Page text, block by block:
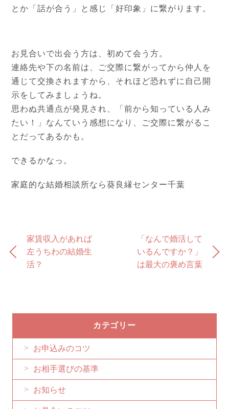
とか「話が合う」と感じ「好印象」に繋がります。
お見合いで出会う方は、初めて会う方。
連絡先や下の名前は、ご交際に繋がってから仲人を
通じて交換されますから、それほど恐れずに自己開
示をしてみましょうね。
思わぬ共通点が発見され、「前から知っている人み
たい！」なんていう感想になり、ご交際に繋がるこ
とだってあるかも。
できるかなっ。
家庭的な結婚相談所なら葵良縁センター千葉
家賃収入があれば
左うちわの結婚生
活？
「なんで婚活して
いるんですか？」
は最大の褒め言葉
カテゴリー
お申込みのコツ
お相手選びの基準
お知らせ